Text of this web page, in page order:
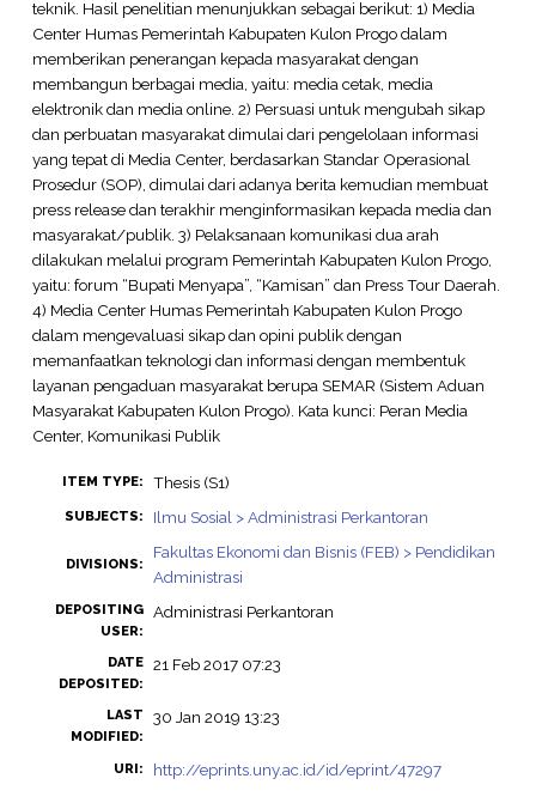
teknik. Hasil penelitian menunjukkan sebagai berikut: 1) Media
Center Humas Pemerintah Kabupaten Kulon Progo dalam
memberikan penerangan kepada masyarakat dengan
membangun berbagai media, yaitu: media cetak, media
elektronik dan media online. 2) Persuasi untuk mengubah sikap
dan perbuatan masyarakat dimulai dari pengelolaan informasi
yang tepat di Media Center, berdasarkan Standar Operasional
Prosedur (SOP), dimulai dari adanya berita kemudian membuat
press release dan terakhir menginformasikan kepada media dan
masyarakat/publik. 3) Pelaksanaan komunikasi dua arah
dilakukan melalui program Pemerintah Kabupaten Kulon Progo,
yaitu: forum “Bupati Menyapa”, “Kamisan” dan Press Tour Daerah.
4) Media Center Humas Pemerintah Kabupaten Kulon Progo
dalam mengevaluasi sikap dan opini publik dengan
memanfaatkan teknologi dan informasi dengan membentuk
layanan pengaduan masyarakat berupa SEMAR (Sistem Aduan
Masyarakat Kabupaten Kulon Progo). Kata kunci: Peran Media
Center, Komunikasi Publik
ITEM TYPE: Thesis (S1)
SUBJECTS: Ilmu Sosial > Administrasi Perkantoran
DIVISIONS:
Fakultas Ekonomi dan Bisnis (FEB) > Pendidikan
Administrasi
DEPOSITING
USER:
Administrasi Perkantoran
DATE
DEPOSITED:
21 Feb 2017 07:23
LAST
MODIFIED:
30 Jan 2019 13:23
URI: http://eprints.uny.ac.id/id/eprint/47297